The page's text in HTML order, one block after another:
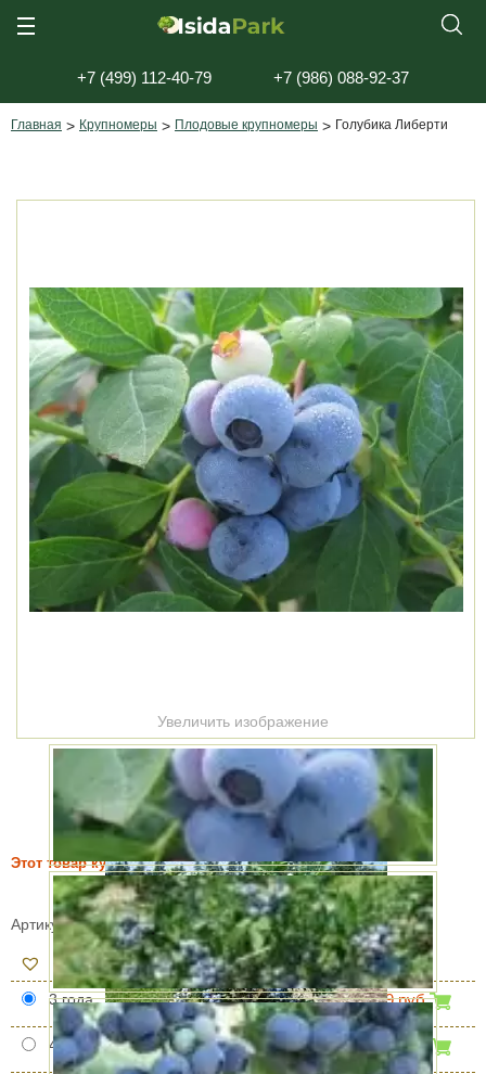
Главная > Крупномеры > Плодовые крупномеры > Голубика Либерти
Увеличить изображение
Этот товар купили 7 раз за месяц
Голубика Либерти
Артикул:61027
3 года 999 руб.
В наличии
4 года 1590 руб.
В наличии
+7 (499) 112-40-79 +7 (986) 088-92-37